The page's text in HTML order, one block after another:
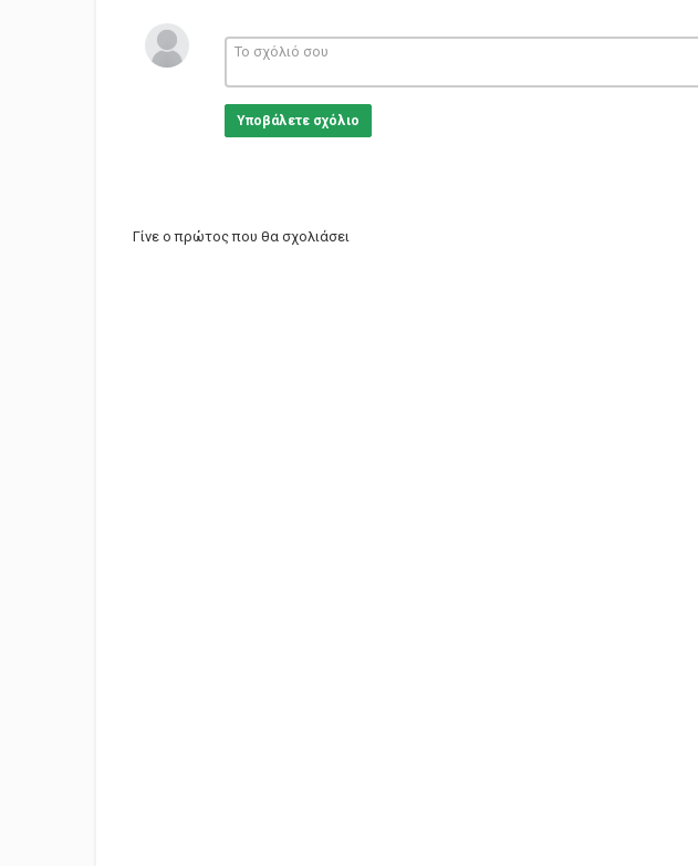
Υποβάλετε σχόλιο
Γίνε ο πρώτος που θα σχολιάσει